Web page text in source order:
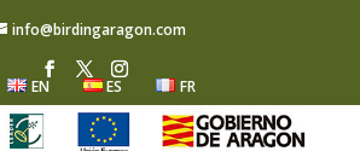
info@birdingaragon.com
EN ES FR